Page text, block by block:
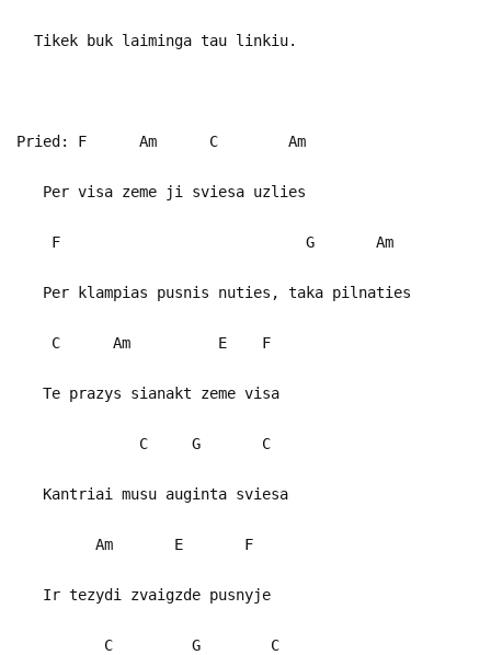
Tikek buk laiminga tau linkiu.
Pried: F Am C Am
Per visa zeme ji sviesa uzlies
F G Am
Per klampias pusnis nuties, taka pilnaties
C Am E F
Te prazys sianakt zeme visa
C G C
Kantriai musu auginta sviesa
Am E F
Ir tezydi zvaigzde pusnyje
C G C